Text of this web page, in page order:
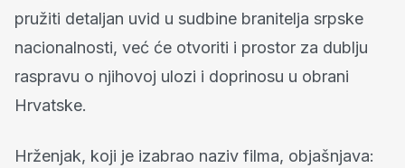
pružiti detaljan uvid u sudbine branitelja srpske
nacionalnosti, već će otvoriti i prostor za dublju
raspravu o njihovoj ulozi i doprinosu u obrani
Hrvatske.
Hrženjak, koji je izabrao naziv filma, objašnjava: